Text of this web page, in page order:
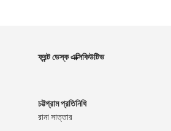
ফ্রন্ট ডেস্ক এক্সিকিউটিভ
চট্টগ্রাম প্রতিনিধি
রানা সাত্তার